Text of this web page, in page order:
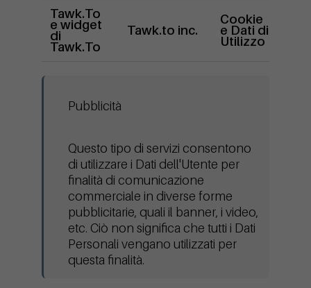
Tawk.To
e widget
di
Tawk.To
Tawk.to inc.
Cookie
e Dati di
Utilizzo
Pubblicità
Questo tipo di servizi consentono
di utilizzare i Dati dell'Utente per
finalità di comunicazione
commerciale in diverse forme
pubblicitarie, quali il banner, i video,
etc. Ciò non significa che tutti i Dati
Personali vengano utilizzati per
questa finalità.